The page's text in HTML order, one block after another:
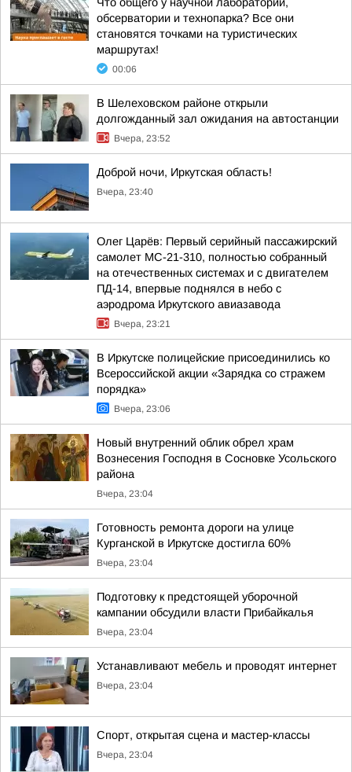
обсерватории и технопарка? Все они
становятся точками на туристических
маршрутах!
00:06
В Шелеховском районе открыли
долгожданный зал ожидания на автостанции
Вчера, 23:52
Доброй ночи, Иркутская область!
Вчера, 23:40
Олег Царёв: Первый серийный пассажирский
самолет МС-21-310, полностью собранный
на отечественных системах и с двигателем
ПД-14, впервые поднялся в небо с
аэродрома Иркутского авиазавода
Вчера, 23:21
В Иркутске полицейские присоединились ко
Всероссийской акции «Зарядка со стражем
порядка»
Вчера, 23:06
Новый внутренний облик обрел храм
Вознесения Господня в Сосновке Усольского
района
Вчера, 23:04
Готовность ремонта дороги на улице
Курганской в Иркутске достигла 60%
Вчера, 23:04
Подготовку к предстоящей уборочной
кампании обсудили власти Прибайкалья
Вчера, 23:04
Устанавливают мебель и проводят интернет
Вчера, 23:04
Спорт, открытая сцена и мастер-классы
Вчера, 23:04